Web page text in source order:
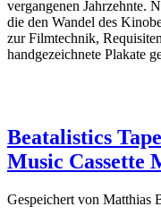
vergangenen Jahrzehnte.
die den Wandel des
zur Filmtechnik,
handgezeichnete Plakate
Beatalistics
Music Cassette
Gespeichert von Matthias